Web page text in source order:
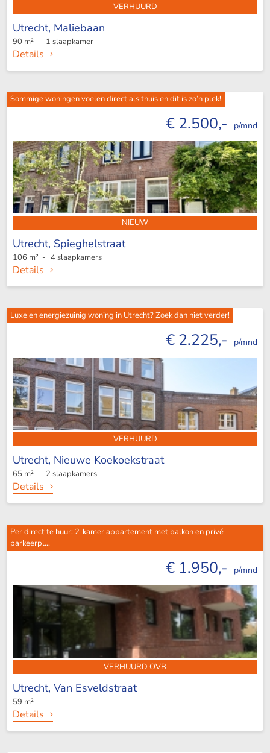
VERHUURD
Utrecht, Maliebaan
90 m² - 1 slaapkamer
Details
Sommige woningen voelen direct als thuis en dit is zo’n plek!
€ 2.500,- p/mnd
NIEUW
Utrecht, Spieghelstraat
106 m² - 4 slaapkamers
Details
Luxe en energiezuinig woning in Utrecht? Zoek dan niet verder!
€ 2.225,- p/mnd
VERHUURD
Utrecht, Nieuwe Koekoekstraat
65 m² - 2 slaapkamers
Details
Per direct te huur: 2-kamer appartement met balkon en privé
parkeerpl...
€ 1.950,- p/mnd
VERHUURD OVB
Utrecht, Van Esveldstraat
59 m² -
Details